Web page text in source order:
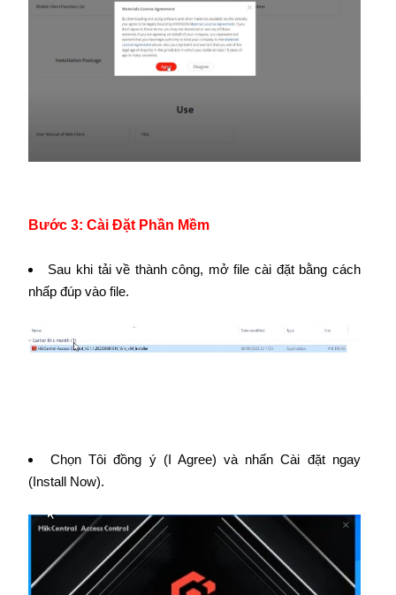
Bước 3: Cài Đặt Phần Mềm
Sau khi tải về thành công, mở file cài đặt bằng cách
nhấp đúp vào file.
Chọn Tôi đồng ý (I Agree) và nhấn Cài đặt ngay
(Install Now).